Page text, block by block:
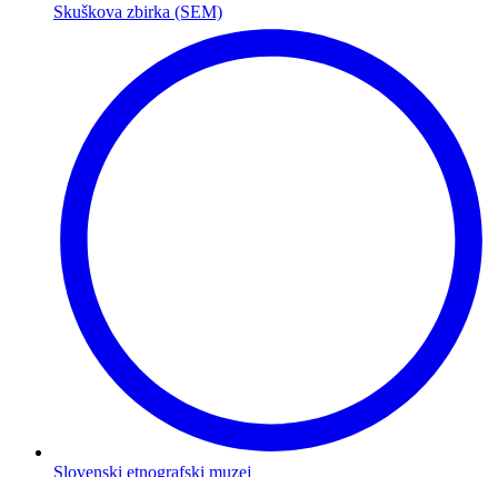
Skuškova zbirka (SEM)
Slovenski etnografski muzej